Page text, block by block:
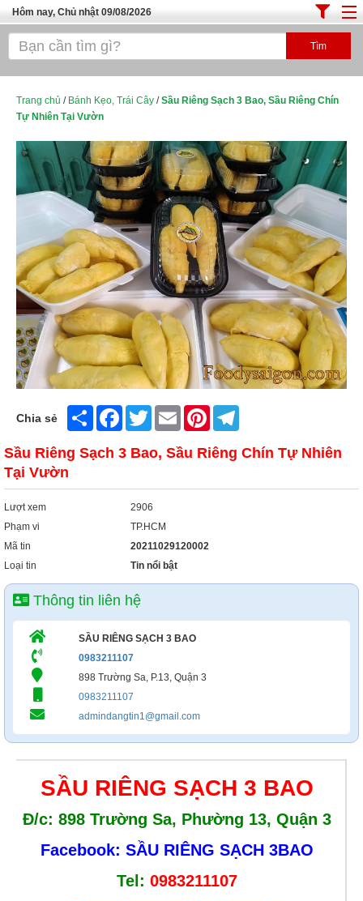
Hôm nay, Chủ nhật 09/08/2026
Trang chủ
Cafe - Kem- Trà Sữa
Thực Phẩm Nông Hải Sản
Top Quán Ăn Sài Gòn
Trang chủ / Bánh Kẹo, Trái Cây /Sầu Riêng Sạch 3 Bao, Sầu Riêng Chín
Tự Nhiên Tại Vườn
Chia sẻ Share FacebookTwitter Email Pinterest
Sầu Riêng Sạch 3 Bao, Sầu Riêng Chín Tự Nhiên
Tại Vườn
Lượt xem
2906
Phạm vi
TP.HCM
Mã tin
20211029120002
Loại tin
Tin nổi bật
Thông tin liên hệ
SẦU RIÊNG SẠCH 3 BAO
0983211107
898 Trường Sa, P.13, Quận 3
0983211107
admindangtin1@gmail.com
SẦU RIÊNG SẠCH 3 BAO
Đ/c: 898 Trường Sa, Phường 13, Quận 3
Facebook: SẦU RIÊNG SẠCH 3BAO
Tel: 0983211107